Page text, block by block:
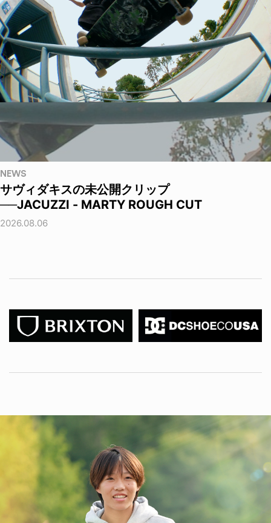
NEWS
サヴィダキスの未公開クリップ
──JACUZZI - MARTY ROUGH CUT
2026.08.06